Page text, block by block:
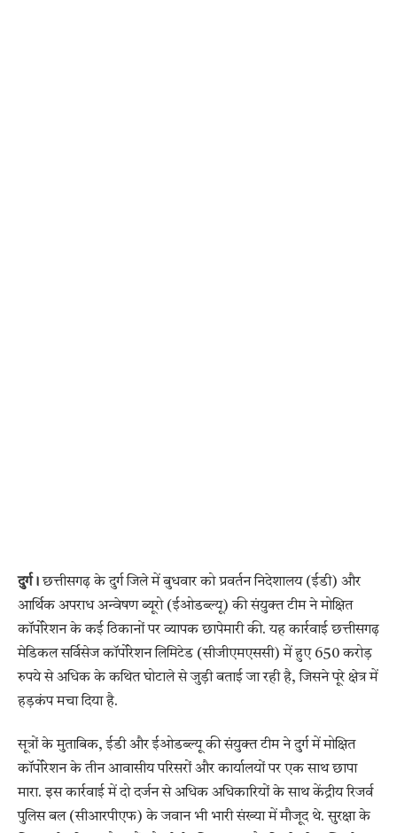
दुर्ग। छत्तीसगढ़ के दुर्ग जिले में बुधवार को प्रवर्तन निदेशालय (ईडी) और
आर्थिक अपराध अन्वेषण ब्यूरो (ईओडब्ल्यू) की संयुक्त टीम ने मोक्षित
कॉर्पोरेशन के कई ठिकानों पर व्यापक छापेमारी की. यह कार्रवाई छत्तीसगढ़
मेडिकल सर्विसेज कॉर्पोरेशन लिमिटेड (सीजीएमएससी) में हुए 650 करोड़
रुपये से अधिक के कथित घोटाले से जुड़ी बताई जा रही है, जिसने पूरे क्षेत्र में
हड़कंप मचा दिया है.
सूत्रों के मुताबिक, ईडी और ईओडब्ल्यू की संयुक्त टीम ने दुर्ग में मोक्षित
कॉर्पोरेशन के तीन आवासीय परिसरों और कार्यालयों पर एक साथ छापा
मारा. इस कार्रवाई में दो दर्जन से अधिक अधिकारियों के साथ केंद्रीय रिजर्व
पुलिस बल (सीआरपीएफ) के जवान भी भारी संख्या में मौजूद थे. सुरक्षा के